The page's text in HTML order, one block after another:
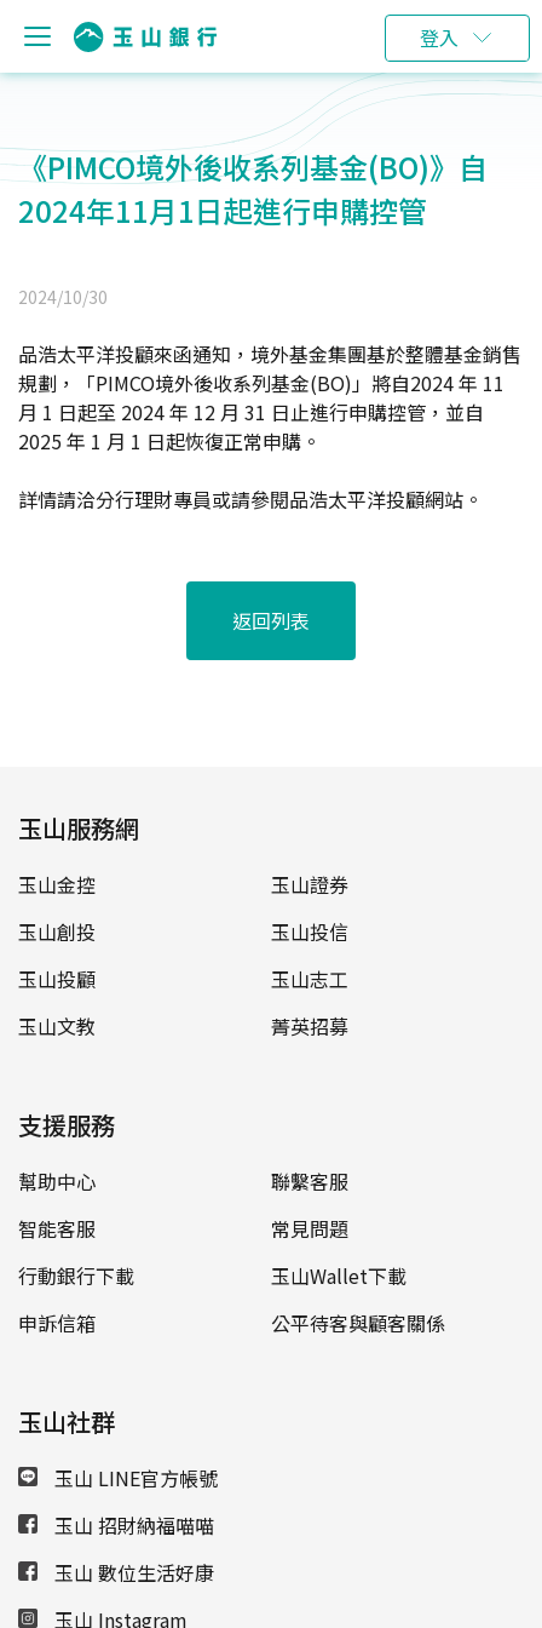
登入
《PIMCO境外後收系列基金(BO)》自
2024年11月1日起進行申購控管
2024/10/30
品浩太平洋投顧來函通知，境外基金集團基於整體基金銷售
規劃，「PIMCO境外後收系列基金(BO)」將自2024年 11
月 1 日起至 2024年 12 月 31 日止進行申購控管，並自
2025年 1 月 1 日起恢復正常申購。
詳情請洽分行理財專員或請參閱品浩太平洋投顧網站。
返回列表
玉山服務網
玉山金控
玉山證券
玉山創投
玉山投信
玉山投顧
玉山志工
玉山文教
菁英招募
支援服務
幫助中心
聯繫客服
智能客服
常見問題
行動銀行下載
玉山Wallet下載
申訴信箱
公平待客與顧客關係
玉山社群
玉山 LINE官方帳號
玉山 招財納福喵喵
玉山 數位生活好康
玉山 Instagram